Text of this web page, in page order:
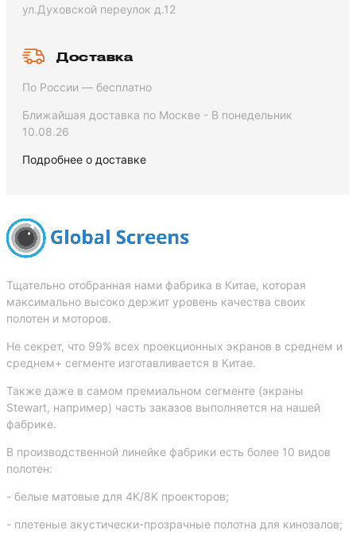
ул.Духовской переулок д.12
Доставка
По России — бесплатно
Ближайшая доставка по Москве - В понедельник
10.08.26
Подробнее о доставке
Тщательно отобранная нами фабрика в Китае, которая
максимально высоко держит уровень качества своих
полотен и моторов.
Не секрет, что 99% всех проекционных экранов в среднем и
среднем+ сегменте изготавливается в Китае.
Также даже в самом премиальном сегменте (экраны
Stewart, например) часть заказов выполняется на нашей
фабрике.
В производственной линейке фабрики есть более 10 видов
полотен:
- белые матовые для 4K/8K проекторов;
- плетеные акустически-прозрачные полотна для кинозалов;